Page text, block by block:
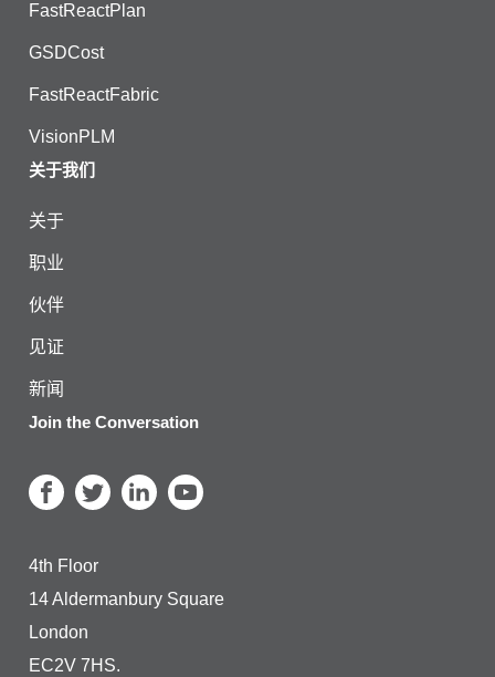
FastReactPlan
GSDCost
FastReactFabric
VisionPLM
关于我们
关于
职业
伙伴
见证
新闻
Join the Conversation
4th Floor
14 Aldermanbury Square
London
EC2V 7HS.